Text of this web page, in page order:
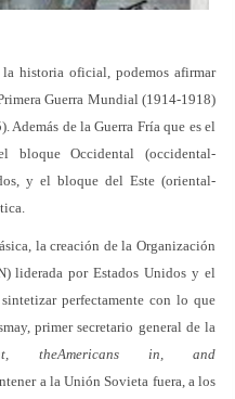
historia oficial, podemos afirmar
Guerra Mundial (1914-1918)
Además de la Guerra Fría que es el
bloque Occidental (occidental-
y el bloque del Este (oriental-
la creación de la Organización
liderada por Estados Unidos y el
perfectamente con lo que
primer secretario general de la
theAmericans in, and
a la Unión Sovieta fuera, a los